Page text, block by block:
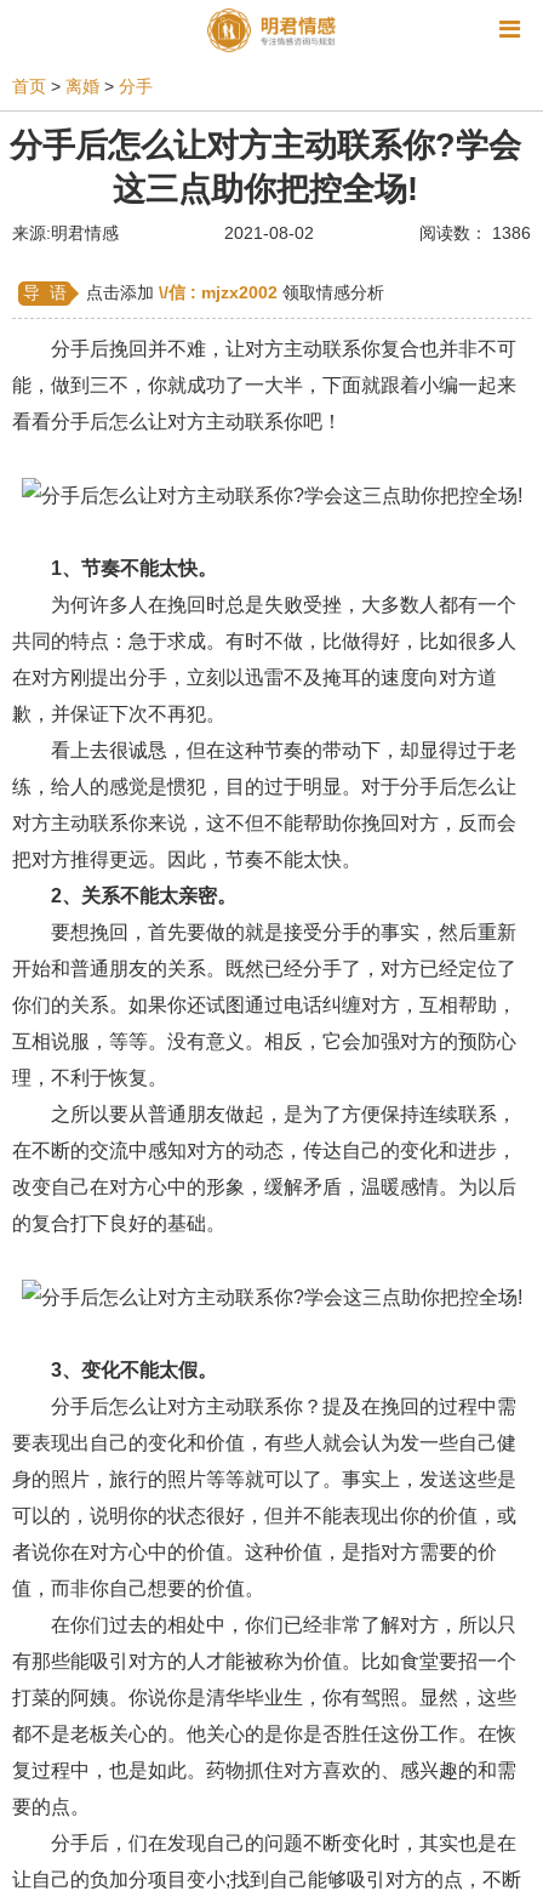
相亲 同性恋 恋爱技巧 挽回爱情
爱情相关 星座情感 离婚
姻缘测试 美容 怀孕 交友
感情挽回 双鱼座男生 情感测试
水瓶座男生 摩羯座男生 射手座男生
天蝎座男生 天秤座男生 处女座男生
爱情诗句 狮子座男生 爱情歌曲
爱情小说 巨蟹座男生 爱情电影 双子座男生
变心 感人 伤感 婚姻问题 脾气
失恋挽救 情绪 时辰八字 爱情的句子
十二生肖 分手复合 梦见 抽签算命
异地恋 明星 气质 美妆 情感挽回
化妆 挽留前任 避孕 挽回男友 孕妇食谱
挽回老公 产检
经营婚姻 婚姻修复 孕早期 感情挽回
产妇食谱 同性恋 交往 搭讪 光棍节
交流沟通 约会
其他
首页 > 离婚 > 分手
分手后怎么让对方主动联系你?学会
这三点助你把控全场!
来源:明君情感 2021-08-02 阅读数： 1386
导 语 点击添加 \/信 : mjzx2002 领取情感分析
分手后挽回并不难，让对方主动联系你复合也并非不可
能，做到三不，你就成功了一大半，下面就跟着小编一起来
看看分手后怎么让对方主动联系你吧！
1、节奏不能太快。
为何许多人在挽回时总是失败受挫，大多数人都有一个
共同的特点：急于求成。有时不做，比做得好，比如很多人
在对方刚提出分手，立刻以迅雷不及掩耳的速度向对方道
歉，并保证下次不再犯。
看上去很诚恳，但在这种节奏的带动下，却显得过于老
练，给人的感觉是惯犯，目的过于明显。对于分手后怎么让
对方主动联系你来说，这不但不能帮助你挽回对方，反而会
把对方推得更远。因此，节奏不能太快。
2、关系不能太亲密。
要想挽回，首先要做的就是接受分手的事实，然后重新
开始和普通朋友的关系。既然已经分手了，对方已经定位了
你们的关系。如果你还试图通过电话纠缠对方，互相帮助，
互相说服，等等。没有意义。相反，它会加强对方的预防心
理，不利于恢复。
之所以要从普通朋友做起，是为了方便保持连续联系，
在不断的交流中感知对方的动态，传达自己的变化和进步，
改变自己在对方心中的形象，缓解矛盾，温暖感情。为以后
的复合打下良好的基础。
3、变化不能太假。
分手后怎么让对方主动联系你？提及在挽回的过程中需
要表现出自己的变化和价值，有些人就会认为发一些自己健
身的照片，旅行的照片等等就可以了。事实上，发送这些是
可以的，说明你的状态很好，但并不能表现出你的价值，或
者说你在对方心中的价值。这种价值，是指对方需要的价
值，而非你自己想要的价值。
在你们过去的相处中，你们已经非常了解对方，所以只
有那些能吸引对方的人才能被称为价值。比如食堂要招一个
打菜的阿姨。你说你是清华毕业生，你有驾照。显然，这些
都不是老板关心的。他关心的是你是否胜任这份工作。在恢
复过程中，也是如此。药物抓住对方喜欢的、感兴趣的和需
要的点。
分手后，们在发现自己的问题不断变化时，其实也是在
让自己的负加分项目变小;找到自己能够吸引对方的点，不断